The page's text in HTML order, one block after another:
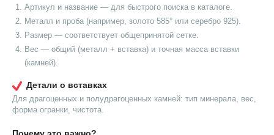
Артикул и название — для быстрого поиска в каталоге.
Металл и проба (например, золото 585° или серебро 925).
Размер — соответствует общепринятой сетке.
Вес — общий (металл + вставка) и точная масса вставки
(камней).
Детали о вставках
Для драгоценных и полудрагоценных камней: тип минерала, вес,
форма огранки, чистота.